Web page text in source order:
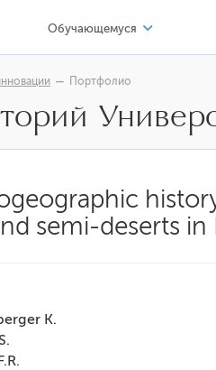
2026
2025
Обучающемуся
Центр карьеры
Я – профессионал
Стоимость обучения
Портфолио
semi-deserts in
K.